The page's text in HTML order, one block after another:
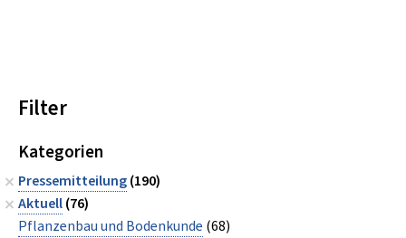
Filter
Kategorien
Pressemitteilung(190)
Aktuell(76)
Pflanzenbau und Bodenkunde (68)